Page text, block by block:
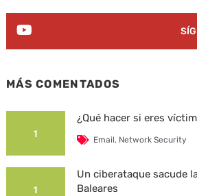
MÁS COMENTADOS
1
¿Qué hacer si eres
Email, Network Security
1
Un ciberataque sacude
Baleares